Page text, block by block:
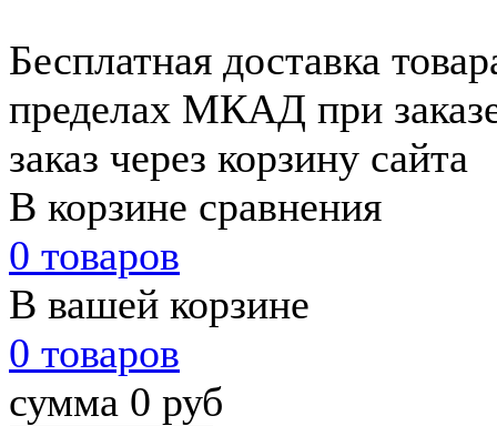
Бесплатная доставка
пределах МКАД при
заказ через корзину сайта
В корзине сравнения
0 товаров
В вашей корзине
0 товаров
сумма 0 руб